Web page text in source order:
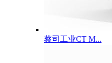
蔡司工业CT M...